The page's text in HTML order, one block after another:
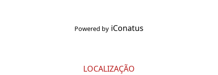
Powered by iConatus
LOCALIZAÇÃO